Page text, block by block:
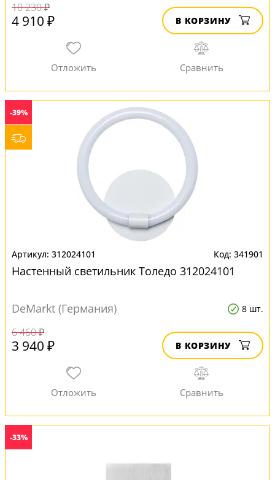
10 230 ₽
4 910 ₽ В КОРЗИНУ
-39%
312024101 341901
Настенный светильник Толедо 312024101
DeMarkt (Германия) 8 шт.
6 460 ₽
3 940 ₽ В КОРЗИНУ
-33%